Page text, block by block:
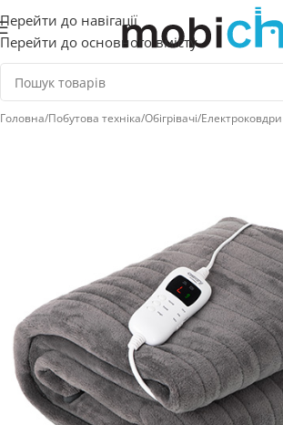
Перейти до навігації
Перейти до основного вмісту
Головна/Побутова техніка/Обігрівачі/Електроковдри